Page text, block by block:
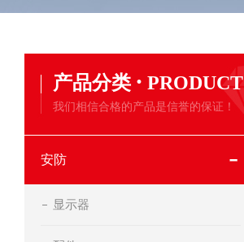
产品分类 · PRODUCT
我们相信合格的产品是信誉的保证！
安防
显示器